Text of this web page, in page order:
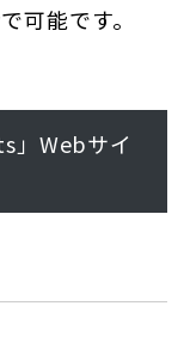
可能です。
」Webサイ